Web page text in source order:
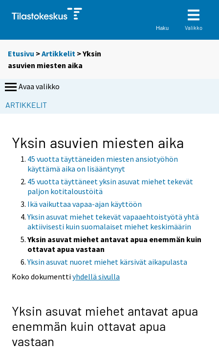
Haku Valikko
Etusivu >Artikkelit > Yksin
asuvien miesten aika
Avaa valikko
ARTIKKELIT
Yksin asuvien miesten aika
45 vuotta täyttäneiden miesten ansiotyöhön
käyttämä aika on lisääntynyt
45 vuotta täyttäneet yksin asuvat miehet tekevät
paljon kotitaloustöitä
Ikä vaikuttaa vapaa-ajan käyttöön
Yksin asuvat miehet tekevät vapaaehtoistyötä yhtä
aktiivisesti kuin suomalaiset miehet keskimäärin
Yksin asuvat miehet antavat apua enemmän kuin
ottavat apua vastaan
Yksin asuvat nuoret miehet kärsivät aikapulasta
Koko dokumenttiyhdellä sivulla
Yksin asuvat miehet antavat apua
enemmän kuin ottavat apua
vastaan